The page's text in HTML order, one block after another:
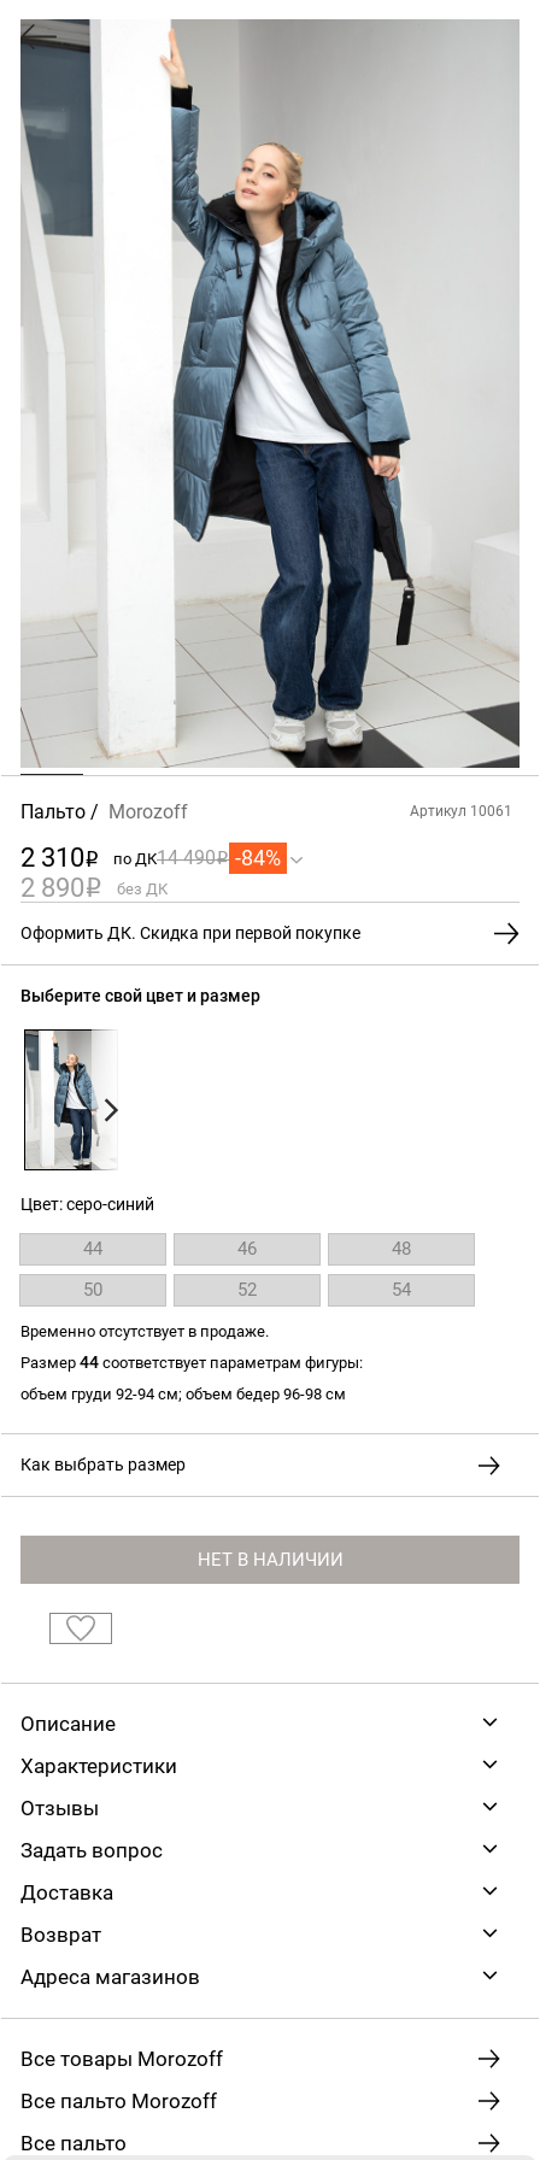
Пальто Morozoff Артикул 10061
2 310i по ДК14 490i -84%
2 890i без ДК
Оформить ДК. Скидка при первой покупке
Выберите свой цвет и размер
Цвет: серо-синий
44 46
48
50
52 54
Временно отсутствует в продаже.
Размер 44 соответствует параметрам фигуры:
объем груди 92-94 см; объем бедер 96-98 см
Как выбрать размер
НЕТ В НАЛИЧИИ
Описание
Характеристики
Отзывы
Задать вопрос
Доставка
Возврат
Адреса магазинов
Все товары Morozoff
Все пальто Morozoff
Все пальто